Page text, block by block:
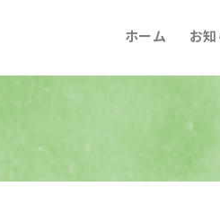
ホーム お